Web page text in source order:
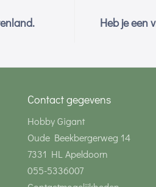
Heb je een
Contact gegevens
Hobby Gigant
Oude Beekbergerweg 14
7331 HL Apeldoorn
055-5336007